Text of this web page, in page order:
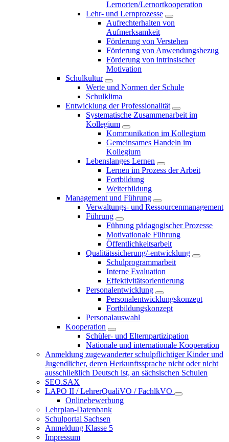
Lernorten/Lernortkooperation
Lehr- und Lernprozesse
Aufrechterhalten von
Aufmerksamkeit
Förderung von Verstehen
Förderung von Anwendungsbezug
Förderung von intrinsischer
Motivation
Schulkultur
Werte und Normen der Schule
Schulklima
Entwicklung der Professionalität
Systematische Zusammenarbeit im
Kollegium
Kommunikation im Kollegium
Gemeinsames Handeln im
Kollegium
Lebenslanges Lernen
Lernen im Prozess der Arbeit
Fortbildung
Weiterbildung
Management und Führung
Verwaltungs- und Ressourcenmanagement
Führung
Führung pädagogischer Prozesse
Motivationale Führung
Öffentlichkeitsarbeit
Qualitätssicherung/-entwicklung
Schulprogrammarbeit
Interne Evaluation
Effektivitätsorientierung
Personalentwicklung
Personalentwicklungskonzept
Fortbildungskonzept
Personalauswahl
Kooperation
Schüler- und Elternpartizipation
Nationale und internationale Kooperation
Anmeldung zugewanderter schulpflichtiger Kinder und
Jugendlicher, deren Herkunftssprache nicht oder nicht
ausschließlich Deutsch ist, an sächsischen Schulen
SEO.SAX
LAPO II / LehrerQualiVO / FachlkVO
Onlinebewerbung
Lehrplan-Datenbank
Schulportal Sachsen
Anmeldung Klasse 5
Impressum